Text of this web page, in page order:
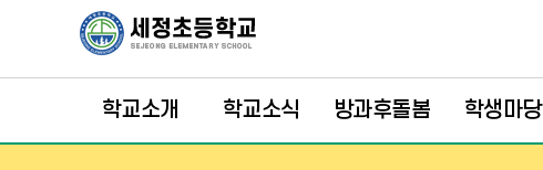
학교소개 학교소식 방과후돌봄 학생마당